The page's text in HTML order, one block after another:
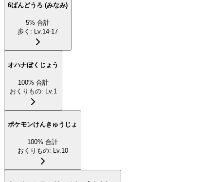
6ばんどうろ (みなみ)
5% 合計
歩く : Lv.14-17
オハナぼくじょう
100% 合計
おくりもの: Lv.1
ポケモンけんきゅうじょ
100% 合計
おくりもの: Lv.10